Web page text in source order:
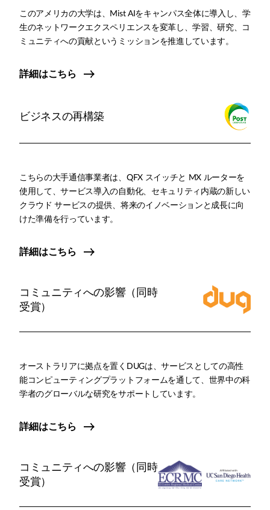
このアメリカの大学は、Mist AIをキャンパス全体に導入し、学
生のネットワークエクスペリエンスを変革し、学習、研究、コ
ミュニティへの貢献というミッションを推進しています。
詳細はこちら
ビジネスの再構築
こちらの大手通信事業者は、QFX スイッチと MX ルーターを
使用して、サービス導入の自動化、セキュリティ内蔵の新しい
クラウド サービスの提供、将来のイノベーションと成長に向
けた準備を行っています。
詳細はこちら
コミュニティへの影響（同時
受賞）
オーストラリアに拠点を置くDUGは、サービスとしての高性
能コンピューティングプラットフォームを通して、世界中の科
学者のグローバルな研究をサポートしています。
詳細はこちら
コミュニティへの影響（同時
受賞）